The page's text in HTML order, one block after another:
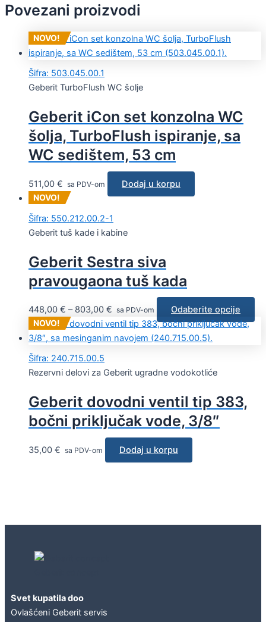
Povezani proizvodi
NOVO!
Šifra: 503.045.00.1
Geberit TurboFlush WC šolje
Geberit iCon set konzolna WC
šolja, TurboFlush ispiranje, sa
WC sedištem, 53 cm
511,00 € sa PDV-om Dodaj u korpu
NOVO!
Šifra: 550.212.00.2-1
Geberit tuš kade i kabine
Geberit Sestra siva
pravougaona tuš kada
448,00 € – 803,00 € sa PDV-om Odaberite opcije
NOVO!
Šifra: 240.715.00.5
Rezervni delovi za Geberit ugradne vodokotliće
Geberit dovodni ventil tip 383,
bočni priključak vode, 3/8″
35,00 € sa PDV-om Dodaj u korpu
Svet kupatila doo
Ovlašćeni Geberit servis